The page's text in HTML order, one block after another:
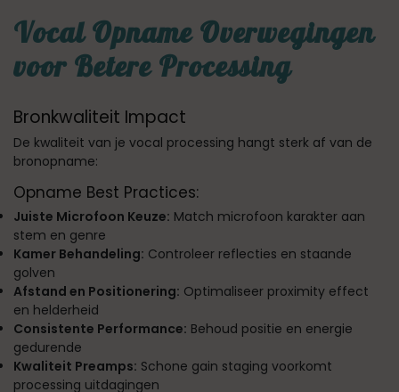
Vocal Opname Overwegingen
voor Betere Processing
Bronkwaliteit Impact
De kwaliteit van je vocal processing hangt sterk af van de
bronopname:
Opname Best Practices:
Juiste Microfoon Keuze: Match microfoon karakter aan
stem en genre
Kamer Behandeling: Controleer reflecties en staande
golven
Afstand en Positionering: Optimaliseer proximity effect
en helderheid
Consistente Performance: Behoud positie en energie
gedurende
Kwaliteit Preamps: Schone gain staging voorkomt
processing uitdagingen